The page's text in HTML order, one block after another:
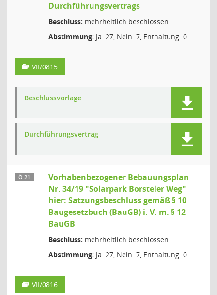
Durchführungsvertrags
Beschluss: mehrheitlich beschlossen
Abstimmung: Ja: 27, Nein: 7, Enthaltung: 0
VII/0815
Beschlussvorlage
Durchführungsvertrag
Ö 21
Vorhabenbezogener Bebauungsplan
Nr. 34/19 "Solarpark Borsteler Weg"
hier: Satzungsbeschluss gemäß § 10
Baugesetzbuch (BauGB) i. V. m. § 12
BauGB
Beschluss: mehrheitlich beschlossen
Abstimmung: Ja: 27, Nein: 7, Enthaltung: 0
VII/0816